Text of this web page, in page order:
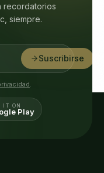
recordatorios
siempre.
Suscribirse
IT ON
Play